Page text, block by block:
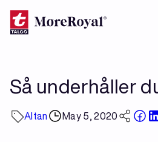
Skip
to
Så underhåller
Altan May 5, 2020